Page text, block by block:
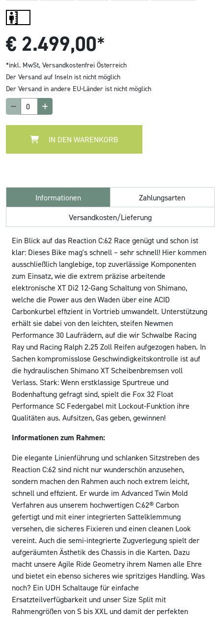
€ 2.499,00*
*inkl. MwSt, Versandkostenfrei Österreich
Der Versand auf Inseln ist nicht möglich
Der Versand in andere EU-Länder ist nicht möglich
IN DEN WARENKORB
Informationen
Zahlungsarten
Versandkosten/Lieferung
Ein Blick auf das Reaction C:62 Race genügt und schon ist
klar: Dieses Bike mag's schnell – sehr schnell! Hier kommen
ausschließlich langlebige, top zuverlässige Komponenten
zum Einsatz, wie die extrem präzise arbeitende
elektronische XT Di2 12-Gang Schaltung von Shimano,
welche die Power aus den Waden über eine ACID
Carbonkurbel effizient in Vortrieb umwandelt. Unterstützung
erhält sie dabei von den leichten, steifen Newmen
Performance 30 Laufrädern, auf die wir Schwalbe Racing
Ray und Racing Ralph 2.25 Zoll Reifen aufgezogen haben. In
Sachen kompromisslose Geschwindigkeitskontrolle ist auf
die hydraulischen Shimano XT Scheibenbremsen voll
Verlass. Stark: Wenn erstklassige Spurtreue und
Bodenhaftung gefragt sind, spielt die Fox 32 Float
Performance SC Federgabel mit Lockout-Funktion ihre
Qualitäten aus. Aufsitzen, Gas geben, gewinnen!
Informationen zum Rahmen:
Die elegante Linienführung und schlanken Sitzstreben des
Reaction C:62 sind nicht nur wunderschön anzusehen,
sondern machen den Rahmen auch noch extrem leicht,
schnell und effizient. Er wurde im Advanced Twin Mold
Verfahren aus unserem hochwertigen C:62® Carbon
gefertigt und mit einer integrierten Sattelklemmung
versehen, die sicheres Fixieren und einen cleanen Look
vereint. Auch die semi-integrierte Zugverlegung spielt der
aufgeräumten Ästhetik des Chassis in die Karten. Dazu
macht unsere Agile Ride Geometry ihrem Namen alle Ehre
und bietet ein ebenso sicheres wie spritziges Handling. Was
noch? Ein UDH Schaltauge für einfache
Ersatzteilverfügbarkeit und unser Size Split mit
Rahmengrößen von S bis XXL und damit der perfekten